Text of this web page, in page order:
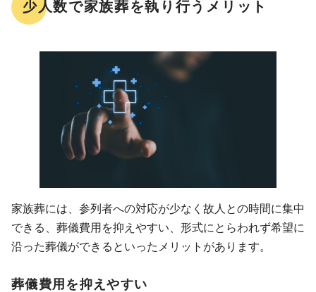
少人数で家族葬を執り行うメリット
家族葬には、参列者への対応が少なく故人との時間に集中
できる、葬儀費用を抑えやすい、形式にとらわれず希望に
沿った葬儀ができるといったメリットがあります。
葬儀費用を抑えやすい